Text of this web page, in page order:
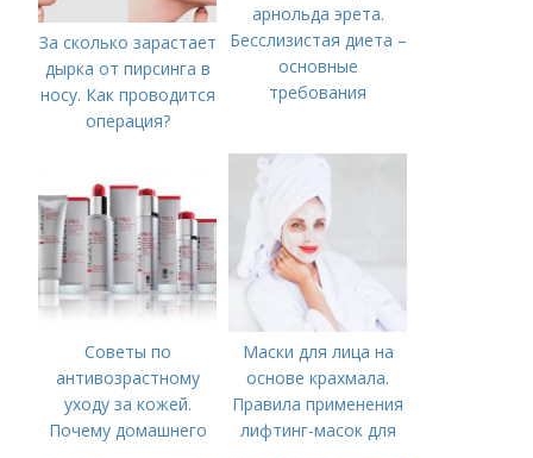
За сколько зарастает
дырка от пирсинга в
носу. Как проводится
операция?
арнольда эрета.
Бесслизистая диета –
основные
требования
Советы по
антивозрастному
уходу за кожей.
Почему домашнего
Маски для лица на
основе крахмала.
Правила применения
лифтинг-масок для